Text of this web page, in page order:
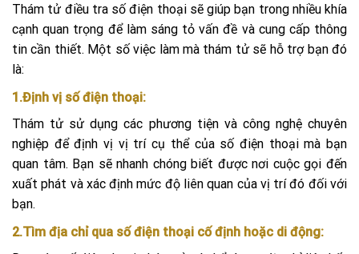
Thám tử điều tra số điện thoại sẽ giúp bạn trong nhiều khía
cạnh quan trọng để làm sáng tỏ vấn đề và cung cấp thông
tin cần thiết. Một số việc làm mà thám tử sẽ hỗ trợ bạn đó
là:
1.Định vị số điện thoại:
Thám tử sử dụng các phương tiện và công nghệ chuyên
nghiệp để định vị vị trí cụ thể của số điện thoại mà bạn
quan tâm. Bạn sẽ nhanh chóng biết được nơi cuộc gọi đến
xuất phát và xác định mức độ liên quan của vị trí đó đối với
bạn.
2.Tìm địa chỉ qua số điện thoại cố định hoặc di động: